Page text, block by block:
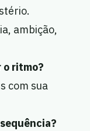
ambição,
o ritmo?
com sua